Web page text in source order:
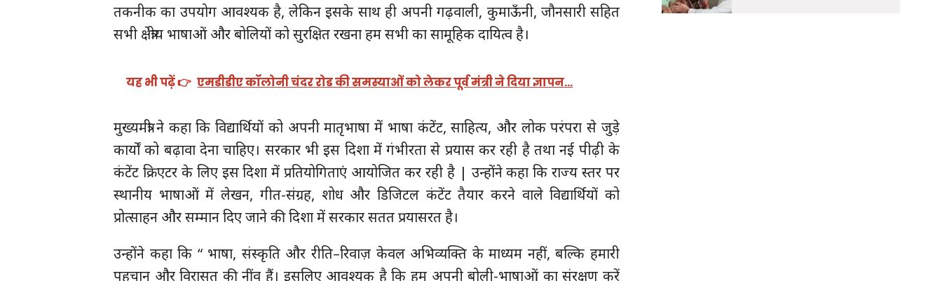
तकनीक का उपयोग आवश्यक है, लेकिन इसके साथ ही अपनी गढ़वाली, कुमाऊँनी, जौनसारी सहित
सभी क्षेत्रीय भाषाओं और बोलियों को सुरक्षित रखना हम सभी का सामूहिक दायित्व है।
यह भी पढ़ें 👉 एमडीडीए कॉलोनी चंदर रोड की समस्याओं को लेकर पूर्व मंत्री ने दिया ज्ञापन…
मुख्यमंत्री ने कहा कि विद्यार्थियों को अपनी मातृभाषा में भाषा कंटेंट, साहित्य, और लोक परंपरा से जुड़े
कार्यों को बढ़ावा देना चाहिए। सरकार भी इस दिशा में गंभीरता से प्रयास कर रही है तथा नई पीढ़ी के
कंटेंट क्रिएटर के लिए इस दिशा में प्रतियोगिताएं आयोजित कर रही है | उन्होंने कहा कि राज्य स्तर पर
स्थानीय भाषाओं में लेखन, गीत-संग्रह, शोध और डिजिटल कंटेंट तैयार करने वाले विद्यार्थियों को
प्रोत्साहन और सम्मान दिए जाने की दिशा में सरकार सतत प्रयासरत है।
उन्होंने कहा कि “ भाषा, संस्कृति और रीति–रिवाज़ केवल अभिव्यक्ति के माध्यम नहीं, बल्कि हमारी
पहचान और विरासत की नींव हैं। इसलिए आवश्यक है कि हम अपनी बोली-भाषाओं का संरक्षण करें